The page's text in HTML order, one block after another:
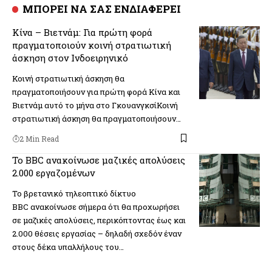
ΜΠΟΡΕΙ ΝΑ ΣΑΣ ΕΝΔΙΑΦΕΡΕΙ
Κίνα – Βιετνάμ: Για πρώτη φορά
πραγματοποιούν κοινή στρατιωτική
άσκηση στον Ινδοειρηνικό
Κοινή στρατιωτική άσκηση θα
πραγματοποιήσουν για πρώτη φορά Κίνα και
Βιετνάμ αυτό το μήνα στο ΓκουανγκσίΚοινή
στρατιωτική άσκηση θα πραγματοποιήσουν…
2 Min Read
Το BBC ανακοίνωσε μαζικές απολύσεις
2.000 εργαζομένων
Το βρετανικό τηλεοπτικό δίκτυο
BBC ανακοίνωσε σήμερα ότι θα προχωρήσει
σε μαζικές απολύσεις, περικόπτοντας έως και
2.000 θέσεις εργασίας – δηλαδή σχεδόν έναν
στους δέκα υπαλλήλους του…